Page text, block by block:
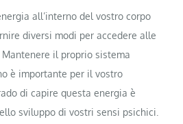
all’interno del vostro corpo
diversi modi per accedere alle
il proprio sistema
è importante per il vostro
di capire questa energia è
sviluppo di vostri sensi psichici.